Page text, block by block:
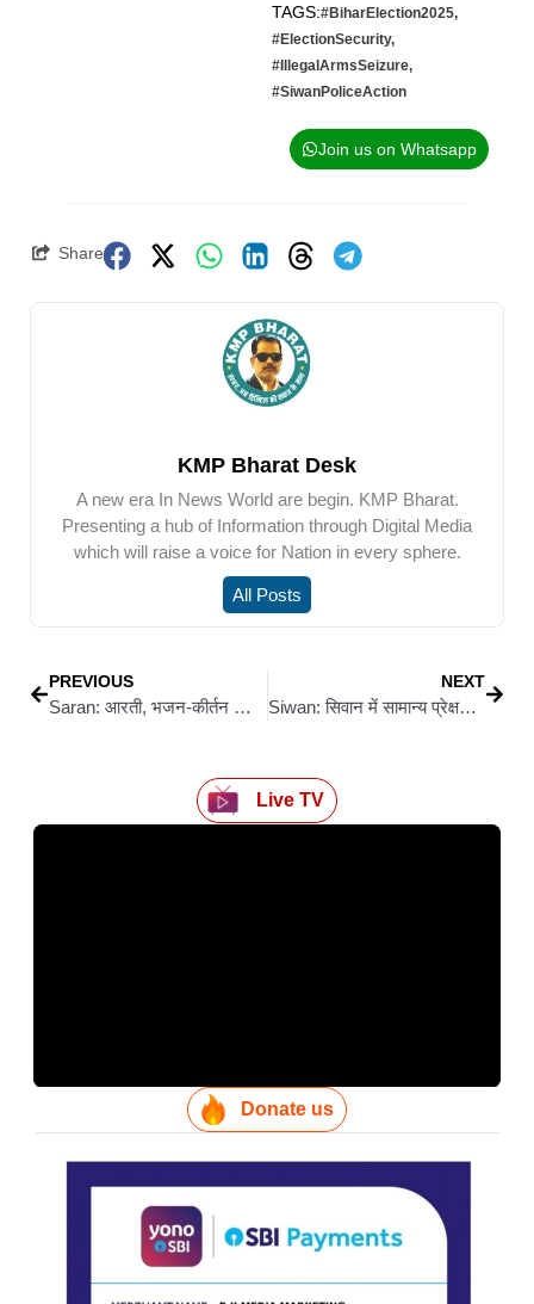
TAGS:#BiharElection2025,
#ElectionSecurity,
#IllegalArmsSeizure,
#SiwanPoliceAction
Join us on Whatsapp
Share
KMP Bharat Desk
A new era In News World are begin. KMP Bharat.
Presenting a hub of Information through Digital Media
which will raise a voice for Nation in every sphere.
All Posts
PREVIOUS
Saran: आरती, भजन-कीर्तन और भंडारे के साथ हुआ अखंड अष्टयाम का समापन
NEXT
Siwan: सिवान में सामान्य प्रेक्षक सोनाली पोंक्षे वायंगणकर का बूथों का निरीक्षण
Live TV
Donate us